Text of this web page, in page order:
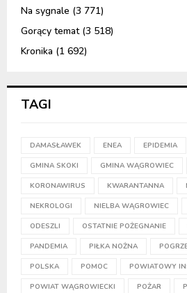
Na sygnale (3 771)
Gorący temat(3 518)
Kronika (1 692)
TAGI
DAMASŁAWEK ENEA EPIDEMIA
GMINA SKOKI GMINA WĄGROWIEC
KORONAWIRUS KWARANTANNA
NEKROLOGI NIELBA WĄGROWIEC
ODESZLI OSTATNIE POŻEGNANIE
PANDEMIA PIŁKA NOŻNA
POLSKA POMOC POWIATOWY
POWIAT WĄGROWIECKI POŻAR